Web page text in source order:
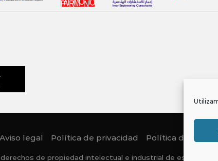
Aviso legal Política de privacidad Política de Cookies
de propiedad intelectual e industrial de este sitio